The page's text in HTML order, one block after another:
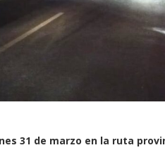
31 de marzo en la ruta